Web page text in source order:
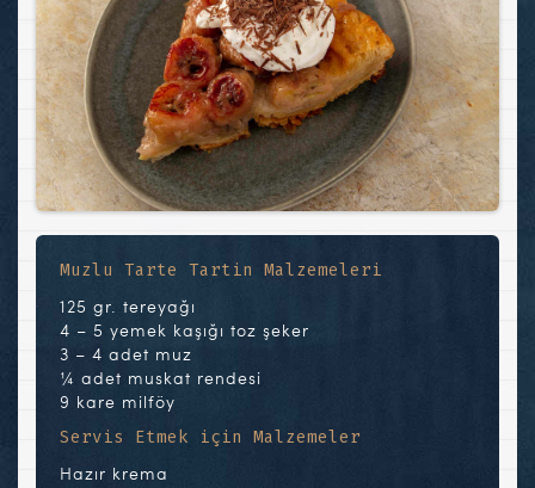
Muzlu Tarte Tartin Malzemeleri
125 gr. tereyağı
4 – 5 yemek kaşığı toz şeker
3 – 4 adet muz
¼ adet muskat rendesi
9 kare milföy
Servis Etmek için Malzemeler
Hazır krema